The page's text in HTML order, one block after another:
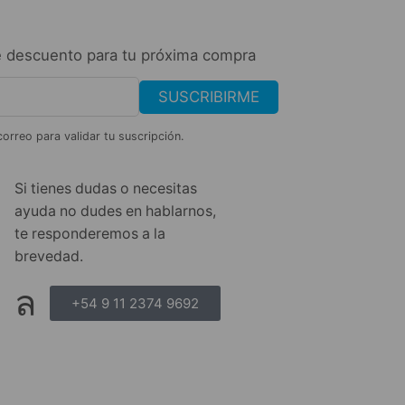
para tu próxima compra
SUSCRIBIRME
para validar tu suscripción.
Si tienes dudas o necesitas
ayuda no dudes en hablarnos,
te responderemos a la
brevedad.
+54 9 11 2374 9692